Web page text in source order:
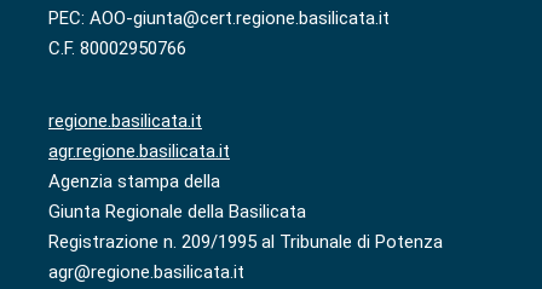
PEC: AOO-giunta@cert.regione.basilicata.it
C.F. 80002950766
regione.basilicata.it
agr.regione.basilicata.it
Agenzia stampa della
Giunta Regionale della Basilicata
Registrazione n. 209/1995 al Tribunale di Potenza
agr@regione.basilicata.it